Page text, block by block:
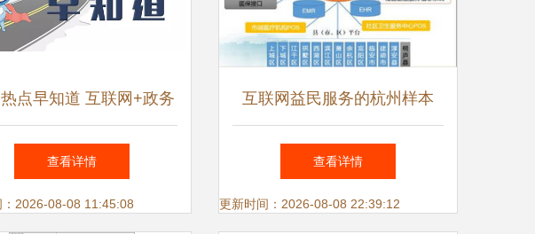
点早知道 互联网+政务
新风向，打造智慧车管新
体验
查看详情
：2026-08-08 11:45:08
互联网益民服务的杭州样本
如何以信息服务普惠市民
查看详情
更新时间：2026-08-08 22:39:12